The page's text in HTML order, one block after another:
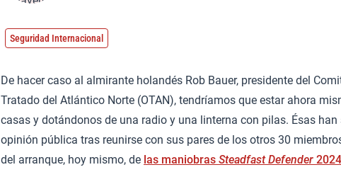
Seguridad Internacional
De hacer caso al almirante holandés Rob Bauer, presidente del
Tratado del Atlántico Norte (OTAN), tendríamos que estar ahora
casas y dotándonos de una radio y una linterna con pilas. Ésas
opinión pública tras reunirse con sus pares de los otros 30
del arranque, hoy mismo, de las maniobras Steadfast Defender 2024